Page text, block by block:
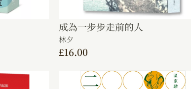
成為一步步走前的人
林夕
£16.00